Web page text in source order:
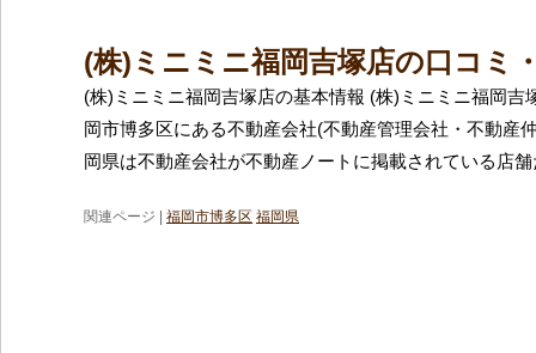
(株)ミニミニ福岡吉塚店の口コミ
(株)ミニミニ福岡吉塚店の基本情報 (株)ミニミニ福岡吉
岡市博多区にある不動産会社(不動産管理会社・不動産
岡県は不動産会社が不動産ノートに掲載されている店
関連ページ | 福岡市博多区 福岡県